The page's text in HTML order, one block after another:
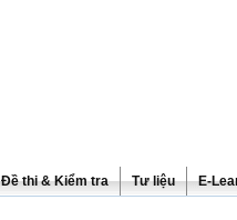
Đề thi & Kiểm tra Tư liệu E-